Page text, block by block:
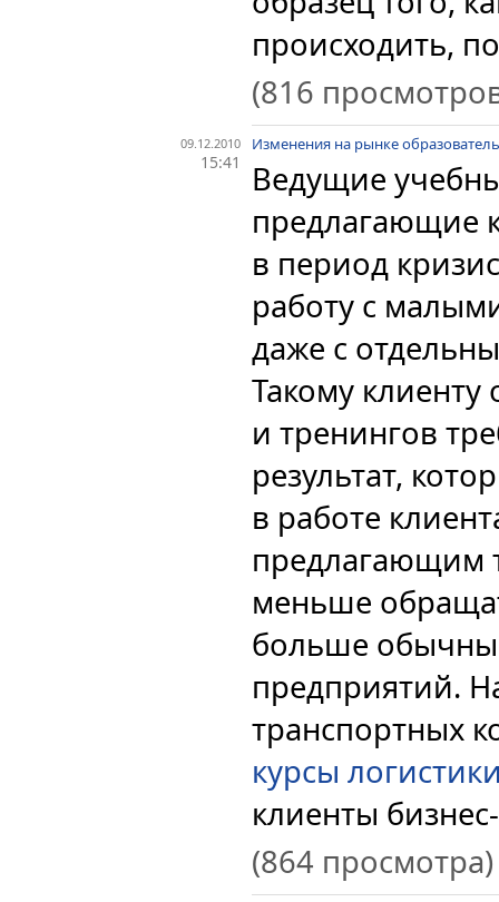
происходить,
(816
09.12.2010
15:41
Изменения на рынке
Ведущие
предлагающие
в период
работу с
даже с
Такому
и тренингов
результат,
в работе
предлагающим
меньше
больше
предприятий.
транспортных
курсы
клиенты
(864 просмотра)